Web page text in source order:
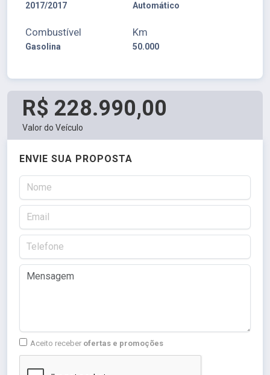
2017/2017 Automático
Combustível
Gasolina
Km
50.000
R$ 228.990,00
Valor do Veículo
ENVIE SUA PROPOSTA
Aceito receber ofertas e promoções